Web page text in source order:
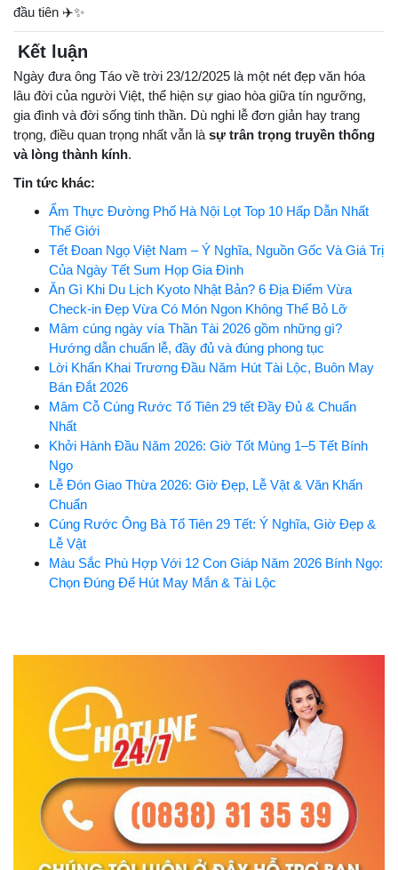
đầu tiên ✈️✨
Kết luận
Ngày đưa ông Táo về trời 23/12/2025 là một nét đẹp văn hóa
lâu đời của người Việt, thể hiện sự giao hòa giữa tín ngưỡng,
gia đình và đời sống tinh thần. Dù nghi lễ đơn giản hay trang
trọng, điều quan trọng nhất vẫn là sự trân trọng truyền thống
và lòng thành kính.
Tin tức khác:
Ẩm Thực Đường Phố Hà Nội Lọt Top 10 Hấp Dẫn Nhất
Thế Giới
Tết Đoan Ngọ Việt Nam – Ý Nghĩa, Nguồn Gốc Và Giá Trị
Của Ngày Tết Sum Họp Gia Đình
Ăn Gì Khi Du Lịch Kyoto Nhật Bản? 6 Địa Điểm Vừa
Check-in Đẹp Vừa Có Món Ngon Không Thể Bỏ Lỡ
Mâm cúng ngày vía Thần Tài 2026 gồm những gì?
Hướng dẫn chuẩn lễ, đầy đủ và đúng phong tục
Lời Khấn Khai Trương Đầu Năm Hút Tài Lộc, Buôn May
Bán Đắt 2026
Mâm Cỗ Cúng Rước Tổ Tiên 29 tết Đầy Đủ & Chuẩn
Nhất
Khởi Hành Đầu Năm 2026: Giờ Tốt Mùng 1–5 Tết Bính
Ngọ
Lễ Đón Giao Thừa 2026: Giờ Đẹp, Lễ Vật & Văn Khấn
Chuẩn
Cúng Rước Ông Bà Tổ Tiên 29 Tết: Ý Nghĩa, Giờ Đẹp &
Lễ Vật
Màu Sắc Phù Hợp Với 12 Con Giáp Năm 2026 Bính Ngọ:
Chọn Đúng Để Hút May Mắn & Tài Lộc